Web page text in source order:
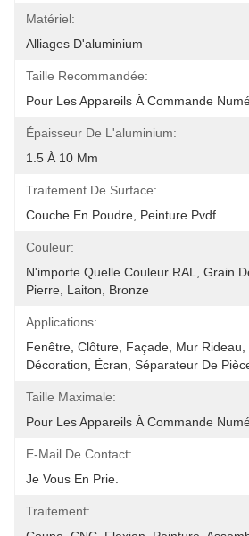
Matériel:
Alliages D'aluminium
Taille Recommandée:
Pour Les Appareils À Commande
Épaisseur De L'aluminium:
1.5 À 10 Mm
Traitement De Surface:
Couche En Poudre, Peinture Pvdf
Couleur:
N'importe Quelle Couleur RAL, Grain
Pierre, Laiton, Bronze
Applications:
Fenêtre, Clôture, Façade, Mur Rideau,
Décoration, Écran, Séparateur De
Taille Maximale:
Pour Les Appareils À Commande
E-Mail De Contact:
Je Vous En Prie.
Traitement: